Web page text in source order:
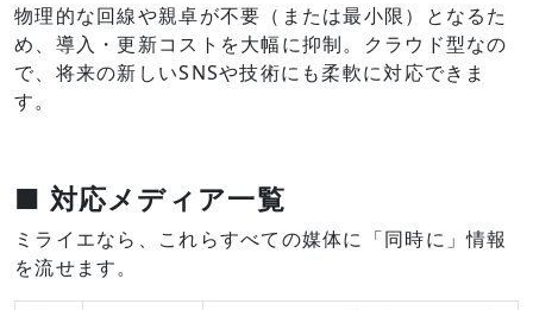
物理的な回線や親卓が不要（または最小限）となるた
め、導入・更新コストを大幅に抑制。クラウド型なの
で、将来の新しいSNSや技術にも柔軟に対応できま
す。
■ 対応メディア一覧
ミライエなら、これらすべての媒体に「同時に」情報
を流せます。